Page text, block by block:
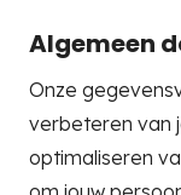
Algemeen
Onze
verbeteren van
optimaliseren